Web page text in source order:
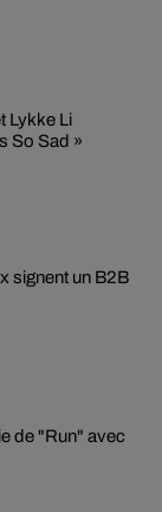
Lykke Li
So Sad »
signent un B2B
de "Run" avec